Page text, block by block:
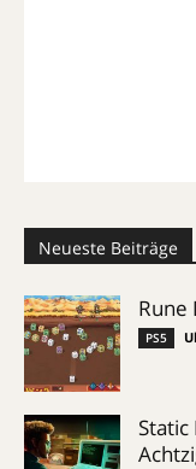
Neueste Beiträge
Rune
PS5